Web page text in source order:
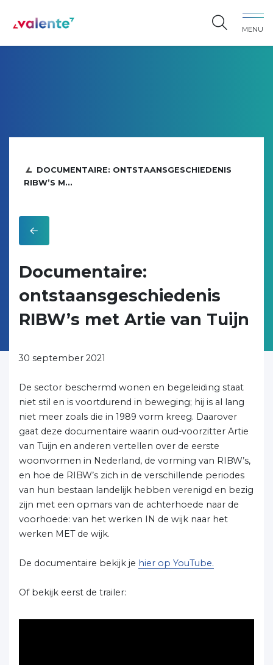
MENU
DOCUMENTAIRE: ONTSTAANSGESCHIEDENIS
RIBW’S M...
Documentaire:
ontstaansgeschiedenis
RIBW’s met Artie van Tuijn
30 september 2021
De sector beschermd wonen en begeleiding staat
niet stil en is voortdurend in beweging; hij is al lang
niet meer zoals die in 1989 vorm kreeg. Daarover
gaat deze documentaire waarin oud-voorzitter Artie
van Tuijn en anderen vertellen over de eerste
woonvormen in Nederland, de vorming van RIBW’s,
en hoe de RIBW’s zich in de verschillende periodes
van hun bestaan landelijk hebben verenigd en bezig
zijn met een opmars van de achterhoede naar de
voorhoede: van het werken IN de wijk naar het
werken MET de wijk.
De documentaire bekijk je hier op YouTube.
Of bekijk eerst de trailer: